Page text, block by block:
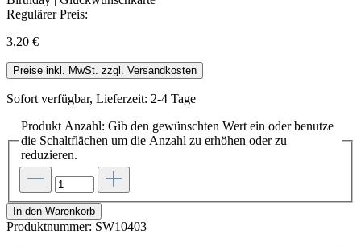
Regulärer Preis:
3,20 €
Preise inkl. MwSt. zzgl. Versandkosten
Sofort verfügbar, Lieferzeit: 2-4 Tage
Produkt Anzahl: Gib den gewünschten Wert ein oder benutze
die Schaltflächen um die Anzahl zu erhöhen oder zu
reduzieren.
In den Warenkorb
Produktnummer: SW10403